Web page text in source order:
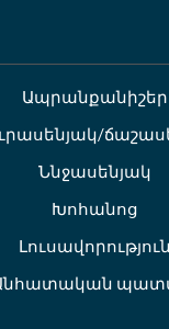
Ապրանքանիշեր
Ննջասենյակ
Խոհանոց
Լուսավորություն